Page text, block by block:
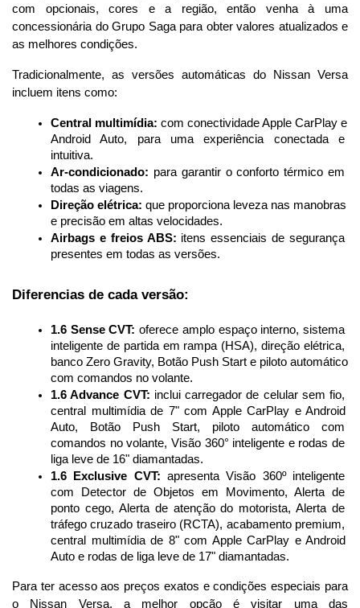
com opcionais, cores e a região, então venha à uma
concessionária do Grupo Saga para obter valores atualizados e
as melhores condições.
Tradicionalmente, as versões automáticas do Nissan Versa
incluem itens como:
Central multimídia: com conectividade Apple CarPlay e
Android Auto, para uma experiência conectada e
intuitiva.
Ar-condicionado: para garantir o conforto térmico em
todas as viagens.
Direção elétrica: que proporciona leveza nas manobras
e precisão em altas velocidades.
Airbags e freios ABS: itens essenciais de segurança
presentes em todas as versões.
Diferencias de cada versão:
1.6 Sense CVT: oferece amplo espaço interno, sistema
inteligente de partida em rampa (HSA), direção elétrica,
banco Zero Gravity, Botão Push Start e piloto automático
com comandos no volante.
1.6 Advance CVT: inclui carregador de celular sem fio,
central multimídia de 7" com Apple CarPlay e Android
Auto, Botão Push Start, piloto automático com
comandos no volante, Visão 360° inteligente e rodas de
liga leve de 16" diamantadas.
1.6 Exclusive CVT: apresenta Visão 360º inteligente
com Detector de Objetos em Movimento, Alerta de
ponto cego, Alerta de atenção do motorista, Alerta de
tráfego cruzado traseiro (RCTA), acabamento premium,
central multimídia de 8" com Apple CarPlay e Android
Auto e rodas de liga leve de 17" diamantadas.
Para ter acesso aos preços exatos e condições especiais para